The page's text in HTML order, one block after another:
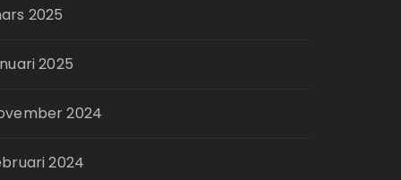
2025
2025
2024
2024